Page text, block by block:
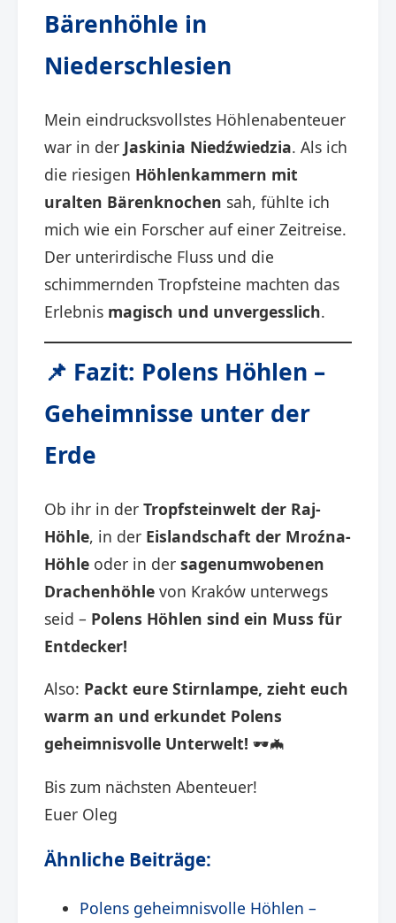
Bärenhöhle in
Niederschlesien
Mein eindrucksvollstes Höhlenabenteuer
war in der Jaskinia Niedźwiedzia. Als ich
die riesigen Höhlenkammern mit
uralten Bärenknochen sah, fühlte ich
mich wie ein Forscher auf einer Zeitreise.
Der unterirdische Fluss und die
schimmernden Tropfsteine machten das
Erlebnis magisch und unvergesslich.
📌 Fazit: Polens Höhlen –
Geheimnisse unter der
Erde
Ob ihr in der Tropfsteinwelt der Raj-
Höhle, in der Eislandschaft der Mroźna-
Höhle oder in der sagenumwobenen
Drachenhöhle von Kraków unterwegs
seid – Polens Höhlen sind ein Muss für
Entdecker!
Also: Packt eure Stirnlampe, zieht euch
warm an und erkundet Polens
geheimnisvolle Unterwelt! 🕶️🦇
Bis zum nächsten Abenteuer!
Euer Oleg
Ähnliche Beiträge:
Polens geheimnisvolle Höhlen –